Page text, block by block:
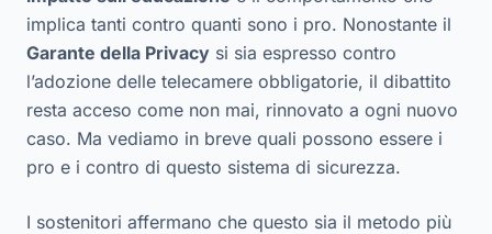
implica tanti contro quanti sono i pro. Nonostante il
Garante della Privacy si sia espresso contro
l’adozione delle telecamere obbligatorie, il dibattito
resta acceso come non mai, rinnovato a ogni nuovo
caso. Ma vediamo in breve quali possono essere i
pro e i contro di questo sistema di sicurezza.
I sostenitori affermano che questo sia il metodo più